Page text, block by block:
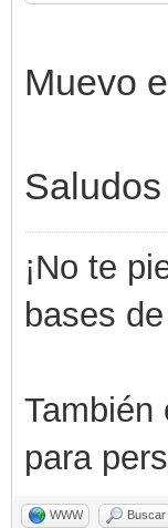
Muevo
Saludos
¡No te
bases
También
para
WWW Buscar